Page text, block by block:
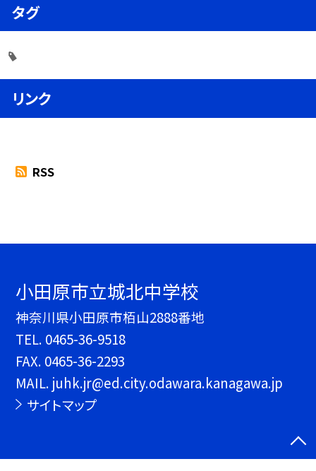
タグ
リンク
RSS
小田原市立城北中学校
神奈川県小田原市栢山2888番地
TEL. 0465-36-9518
FAX. 0465-36-2293
MAIL. juhk.jr@ed.city.odawara.kanagawa.jp
サイトマップ